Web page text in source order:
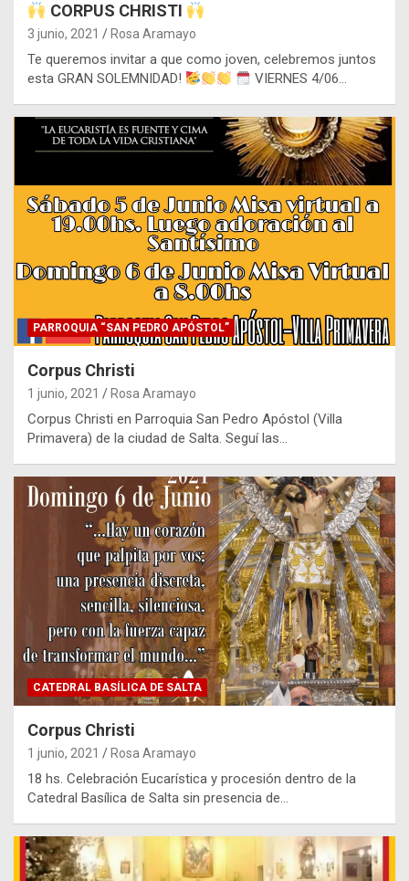
CORPUS CHRISTI
3 junio, 2021 Rosa Aramayo
Te queremos invitar a que como joven, celebremos juntos
esta GRAN SOLEMNIDAD!
VIERNES 4/06…
PARROQUIA “SAN PEDRO APÓSTOL”
Corpus Christi
1 junio, 2021 Rosa Aramayo
Corpus Christi en Parroquia San Pedro Apóstol (Villa
Primavera) de la ciudad de Salta. Seguí las…
CATEDRAL BASÍLICA DE SALTA
Corpus Christi
1 junio, 2021 Rosa Aramayo
18 hs. Celebración Eucarística y procesión dentro de la
Catedral Basílica de Salta sin presencia de…